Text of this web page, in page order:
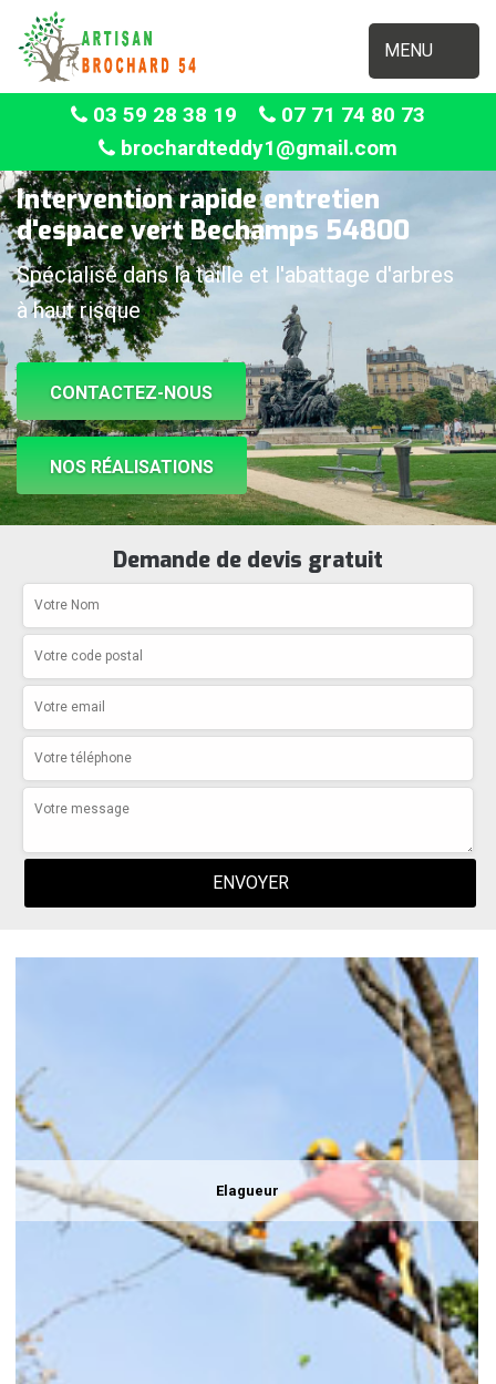
MENU
03 59 28 38 19
07 71 74 80 73
brochardteddy1@gmail.com
Intervention rapide entretien
d'espace vert Bechamps 54800
Spécialisé dans la taille et l'abattage d'arbres
à haut risque
CONTACTEZ-NOUS
NOS RÉALISATIONS
Demande de devis gratuit
Elagueur